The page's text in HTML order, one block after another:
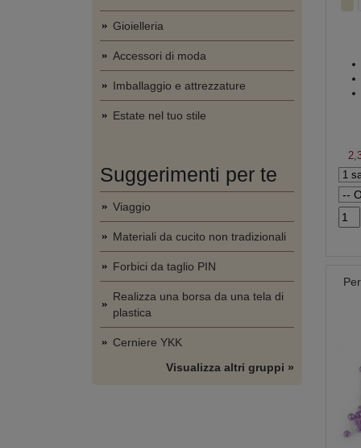
Gioielleria
Accessori di moda
Imballaggio e attrezzature
Estate nel tuo stile
Suggerimenti per te
Viaggio
Materiali da cucito non tradizionali
Forbici da taglio PIN
Realizza una borsa da una tela di
plastica
Cerniere YKK
Visualizza altri gruppi »